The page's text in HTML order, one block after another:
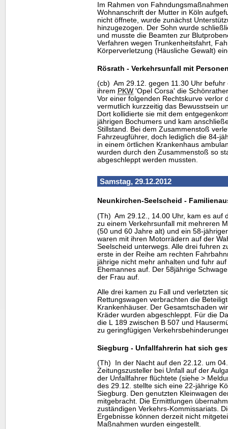
Im Rahmen von
Wohnanschrift der Mutter in Köln
nicht öffnete, wurde zunächst
hinzugezogen. Der Sohn wurde
und musste die Beamten zur
Verfahren wegen Trunkenheitsfahrt,
Körperverletzung (Häusliche Gewalt)
Rösrath - Verkehrsunfall mit
(cb) Am 29.12. gegen 11.30 Uhr
ihrem PKW 'Opel Corsa' die
Vor einer folgenden Rechtskurve verlor
vermutlich kurzzeitig das Bewusstsein
Dort kollidierte sie mit dem
jährigen Bochumers und kam
Stillstand. Bei dem Zusammenstoß
Fahrzeugführer, doch lediglich die 84-
in einem örtlichen Krankenhaus
wurden durch den Zusammenstoß so
abgeschleppt werden mussten.
Samstag, 29.12.2012
Neunkirchen-Seelscheid -
(Th) Am 29.12., 14.00 Uhr, kam es auf
zu einem Verkehrsunfall mit mehreren
(50 und 60 Jahre alt) und ein 58-
waren mit ihren Motorrädern auf der
Seelscheid unterwegs. Alle drei fuhren
erste in der Reihe am rechten
jährige nicht mehr anhalten und fuhr
Ehemannes auf. Der 58jährige
der Frau auf.
Alle drei kamen zu Fall und verletzten
Rettungswagen verbrachten die
Krankenhäuser. Der Gesamtschaden
Kräder wurden abgeschleppt. Für die
die L 189 zwischen B 507 und
zu geringfügigen
Siegburg - Unfallfahrerin hat sich
(Th) In der Nacht auf den 22.12. um
Zeitungszusteller bei Unfall auf der
der Unfallfahrer flüchtete (siehe >
des 29.12. stellte sich eine 22-jährige
Siegburg. Den genutzten Kleinwagen
mitgebracht. Die Ermittlungen
zuständigen Verkehrs-Kommissariats.
Ergebnisse können derzeit nicht
Maßnahmen wurden eingestellt.